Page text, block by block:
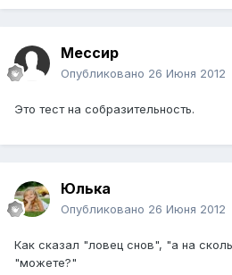
Мессир
Опубликовано 26 Июня 2012
Это тест на собразительность.
Юлька
Опубликовано 26 Июня 2012
Как сказал "ловец снов", "а на
"можете?"